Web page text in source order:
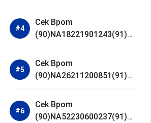
Cek Bpom
(90)NA18221901243(91)25
Serum
Cek Bpom
(90)NA26211200851(91)24
Madagascar Centella
Ampoule Foam
Cek Bpom
(90)NA52230600237(91)09